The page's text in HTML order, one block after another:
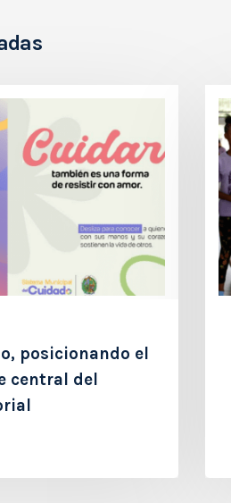
posicionando el
central del